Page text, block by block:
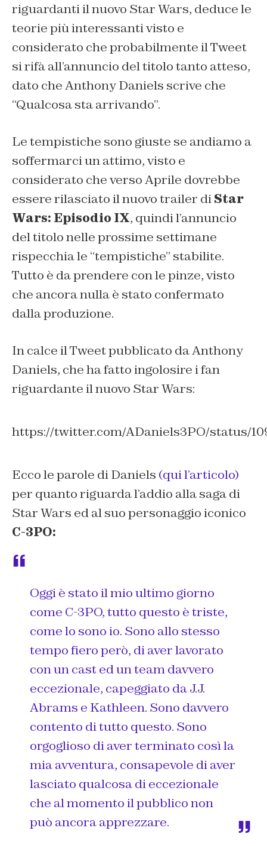
riguardanti il nuovo Star Wars, deduce le
teorie più interessanti visto e
considerato che probabilmente il Tweet
si rifà all’annuncio del titolo tanto atteso,
dato che Anthony Daniels scrive che
“Qualcosa sta arrivando”.
Le tempistiche sono giuste se andiamo a
soffermarci un attimo, visto e
considerato che verso Aprile dovrebbe
essere rilasciato il nuovo trailer diStar
Wars: Episodio IX, quindi l’annuncio
del titolo nelle prossime settimane
rispecchia le “tempistiche” stabilite.
Tutto è da prendere con le pinze, visto
che ancora nulla è stato confermato
dalla produzione.
In calce il Tweet pubblicato da Anthony
Daniels, che ha fatto ingolosire i fan
riguardante il nuovo Star Wars:
https://twitter.com/ADaniels3PO/status/
Ecco le parole di Daniels (qui l’articolo)
per quanto riguarda l’addio alla saga di
Star Wars ed al suo personaggio iconico
C-3PO:
Oggi è stato il mio ultimo giorno
come C-3PO, tutto questo è triste,
come lo sono io. Sono allo stesso
tempo fiero però, di aver lavorato
con un cast ed un team davvero
eccezionale, capeggiato daJ.J.
Abrams e Kathleen. Sono davvero
contento di tutto questo. Sono
orgoglioso di aver terminato così la
mia avventura, consapevole di aver
lasciato qualcosa di eccezionale
che al momento il pubblico non
può ancora apprezzare.